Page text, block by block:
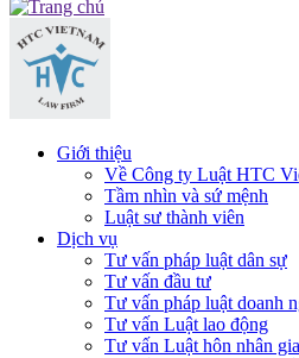
Giới thiệu
Về Công ty Luật HTC
Tầm nhìn và sứ mệnh
Luật sư thành viên
Dịch vụ
Tư vấn pháp luật dân sự
Tư vấn đầu tư
Tư vấn pháp luật doanh
Tư vấn Luật lao động
Tư vấn Luật hôn nhân